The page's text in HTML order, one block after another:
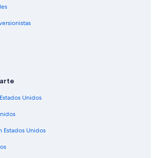
en Sureste de Iowa
de Iowa
Sureste de Iowa
de Iowa
de Iowa
en Sureste de Iowa
en Sureste de Iowa
de Iowa
en Sureste de Iowa
Unidos
Estados Unidos